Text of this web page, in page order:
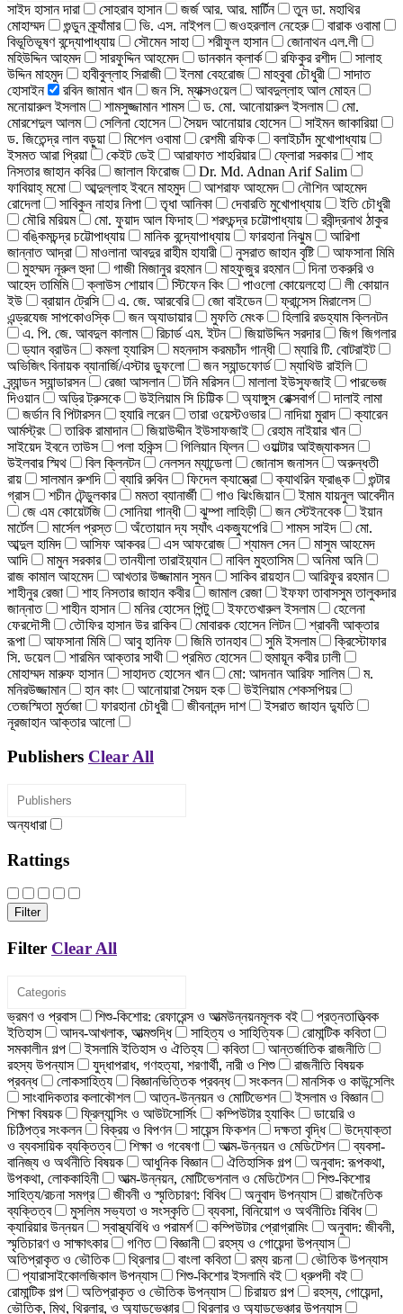
সাইদ হাসান দারা সোহরাব হাসান জর্জ আর. আর. মার্টিন
তুন ডা. মহাথির
মোহাম্মদ
গুন্ডুন ক্র্যাঁমার ভি. এস. নাইপল জওহরলাল নেহেরু
বারাক ওবামা
বিভূতিভূষণ বন্দ্যোপাধ্যায়
সৌমেন সাহা শরীফুল হাসান
জোনাথন এল.লী
মহিউদ্দিন আহমদ
সারফুদ্দিন আহমেদ ডানকান ক্লার্ক রফিকুর রশীদ
সালাহ
উদ্দিন মাহমুদ
হাবীবুল্লাহ সিরাজী ইলমা বেহরোজ মাহবুবা চৌধুরী
সাদাত
হোসাইন
রবিন জামান খান জন সি. ম্যাক্সওয়েল
আবদুল্লাহ আল মোহন
মনোয়ারুল ইসলাম
শামসুজ্জামান শামস ড. মো. আনোয়ারুল ইসলাম
মো.
মোরশেদুল আলম
সেলিনা হোসেন সৈয়দ আনোয়ার হোসেন
সাইমন জাকারিয়া
ড. জিতেন্দ্র লাল বড়ুয়া
মিশেল ওবামা রেশমী রফিক
বলাইচাঁদ মুখোপাধ্যায়
ইসমত আরা প্রিয়া
কেইট ডেই আরাফাত শাহরিয়ার ফ্লোরা সরকার
শাহ
নিসতার জাহান কবির
জালাল ফিরোজ
Dr. Md. Adnan Arif Salim
ফাবিয়াহ্ মমো
আব্দুল্লাহ ইবনে মাহমুদ আশরাফ আহমেদ
নৌশিন আহমেদ
রোদেলা
সাবিকুন নাহার নিপা তৃধা আনিকা দেবারতি মুখোপাধ্যায়
ইতি চৌধুরী
মৌরি মরিয়ম
মো. ফুয়াদ আল ফিদাহ শরৎচন্দ্র চট্টোপাধ্যায়
রবীন্দ্রনাথ ঠাকুর
বঙ্কিমচন্দ্র চট্টোপাধ্যায়
মানিক বন্দ্যোপাধ্যায় ফারহানা নিঝুম
আরিশা
জান্নাত আদ্রা
মাওলানা আবদুর রাহীম হাযারী নুসরাত জাহান বৃষ্টি
আফসানা মিমি
মুহম্মদ নূরুল হুদা
গাজী মিজানুর রহমান মাহফুজুর রহমান
দিনা তকরুরি ও
আহেদ তামিমি
ক্লাউস শোয়াব স্টিফেন কিং পাওলো কোয়েলহো
লী কোয়ান
ইউ
ব্রায়ান ট্রেসি এ. জে. আরবেরি জো বাইডেন
ফ্রান্সেস মিরালেস
এন্ড্রযেজ সাপকোওস্কি
জন অ্যাডায়ার মুফতি মেংক
হিলারি রডহ্যাম ক্লিনটন
এ. পি. জে. আবদুল কালাম
রিচার্ড এম. ইটন জিয়াউদ্দিন সরদার
জিগ জিগলার
ড্যান ব্রাউন
কমলা হ্যারিস মহনদাস করমচাঁদ গান্ধী
ম্যারি টি. বোটরাইট
অভিজিৎ বিনায়ক ব্যানার্জি/এস্টার ডুফলো
জন স্যান্ডফোর্ড
ম্যাথিউ রাইলি
ব্র্যান্ডন স্যান্ডারসন
রেজা আসলান টনি মরিসন মালালা ইউসুফজাই
পারভেজ
দিওয়ান
অড্রি ট্রুসকে উইলিয়াম সি চিট্টিক অ্যাঙ্গুস রোক্সবার্গ
দালাই লামা
জর্ডান বি পিটারসন
হ্যারি লরেন তারা ওয়েস্টওভার নাদিয়া মুরাদ
ক্যারেন
আর্মস্ট্রং
তারিক রামাদান জিয়াউদ্দীন ইউসাফজাই
রেহাম নাইয়ার খান
সাইয়েদ ইবনে তাউস
পলা হকিন্স গিলিয়ান ফ্লিন
ওয়াল্টার আইজ্যাকসন
উইলবার স্মিথ
বিল ক্লিনটন নেলসন ম্যান্ডেলা জোনাস জনাসন
অরুন্ধতী
রায়
সালমান রুশদি ব্যারি রুবিন ফিদেল ক্যাস্ত্রো ক্যাথরিন ফ্রাঙ্ক
গুন্টার
গ্রাস
শচীন টেন্ডুলকার মমতা ব্যানার্জী গাও ঝিংজিয়ান
ইমাম যায়নুল আবেদীন
জে এম কোয়েটজি
সোনিয়া গান্ধী ঝুম্পা লাহিড়ী জন স্টেইনবেক
ইয়ান
মার্টেল
মার্সেল প্রস্ত অঁতোয়ান দ্য স্যাঁৎ একজ্যুপেরি শামস সাইদ
মো.
আব্দুল হামিদ
আসিফ আকবর এস আফরোজ শ্যামল সেন
মাসুম আহমেদ
আদি
মামুন সরকার তানযীলা তারাইয়্যান নাবিল মুহতাসিম
অনিমা অনি
রাজ কামাল আহমেদ
আখতার উজ্জামান সুমন সাকিব রায়হান
আরিফুর রহমান
শাহীনুর রেজা
শাহ নিসতার জাহান কবীর জামাল রেজা
ইফফা তাবাসসুম তালুকদার
জান্নাত
শাহীন হাসান মনির হোসেন পিন্টু ইফতেখারুল ইসলাম
হেলেনা
ফেরদৌসী
তৌফির হাসান উর রাকিব মোবারক হোসেন লিটন
শ্রাবনী আক্তার
রূপা
আফসানা মিমি আবু হানিফ জিমি তানহাব সুমি ইসলাম
ক্রিস্টোফার
সি. ডয়েল
শারমিন আক্তার সাথী প্রমিত হোসেন
হুমায়ূন কবীর ঢালী
মোহাম্মদ মারুফ হাসান
সাহাদত হোসেন খান মো: আদনান আরিফ সালিম
ম.
মনিরউজ্জামান
হান কাং আনোয়ারা সৈয়দ হক
উইলিয়াম শেকসপিয়র
তেজস্মিতা মুর্তজা
ফারহানা চৌধুরী জীবনানন্দ দাশ
ইসরাত জাহান দ্যুতি
নূরজাহান আক্তার আলো
Publishers Clear All
অন্যধারা
Rattings
Filter
Filter Clear All
ভ্রমণ ও প্রবাস শিশু-কিশোর: রেফারেন্স ও আত্মউন্নয়নমূলক বই
প্রত্নতাত্ত্বিক
ইতিহাস
আদব-আখলাক, আত্মশুদ্ধি সাহিত্য ও সাহিত্যিক
রোমান্টিক কবিতা
সমকালীন গল্প
ইসলামি ইতিহাস ও ঐতিহ্য কবিতা
আন্তর্জাতিক রাজনীতি
রহস্য উপন্যাস
যুদ্ধাপরাধ, গণহত্যা, শরণার্থী, নারী ও শিশু
রাজনীতি বিষয়ক
প্রবন্ধ
লোকসাহিত্য বিজ্ঞানভিত্তিক প্রবন্ধ সংকলন
মানসিক ও কাউন্সেলিং
সাংবাদিকতার কলাকৌশল
আত্ন-উন্নয়ন ও মোটিভেশন
ইসলাম ও বিজ্ঞান
শিক্ষা বিষয়ক
ফ্রিল্যান্সিং ও আউটসোর্সিং কম্পিউটার হ্যাকিং
ডায়েরি ও
চিঠিপত্র সংকলন
বিক্রয় ও বিপণন সায়েন্স ফিকশন দক্ষতা বৃদ্ধি
উদ্যোক্তা
ও ব্যবসায়িক ব্যক্তিত্ব
শিক্ষা ও গবেষণা আত্ম-উন্নয়ন ও মেডিটেশন
ব্যবসা-
বানিজ্য ও অর্থনীতি বিষয়ক
আধুনিক বিজ্ঞান ঐতিহাসিক গল্প
অনুবাদ: রূপকথা,
উপকথা, লোককাহিনী
আত্ম-উন্নয়ন, মোটিভেশনাল ও মেডিটেশন
শিশু-কিশোর
সাহিত্য/রচনা সমগ্র
জীবনী ও স্মৃতিচারণ: বিবিধ অনুবাদ উপন্যাস
রাজনৈতিক
ব্যক্তিত্ব
মুসলিম সভ্যতা ও সংস্কৃতি
ব্যবসা, বিনিয়োগ ও অর্থনীতিঃ বিবিধ
ক্যারিয়ার উন্নয়ন
স্বাস্থ্যবিধি ও পরামর্শ কম্পিউটার প্রোগ্রামিং
অনুবাদ: জীবনী,
স্মৃতিচারণ ও সাক্ষাৎকার
গণিত বিজ্ঞানী
রহস্য ও গোয়েন্দা উপন্যাস
অতিপ্রাকৃত ও ভৌতিক
থ্রিলার বাংলা কবিতা রম্য রচনা
ভৌতিক উপন্যাস
প্যারাসাইকোলজিকাল উপন্যাস
শিশু-কিশোর ইসলামি বই
ধ্রুপদী বই
রোমান্টিক গল্প
অতিপ্রাকৃত ও ভৌতিক উপন্যাস চিরায়ত গল্প
রহস্য, গোয়েন্দা,
ভৌতিক, মিথ, থ্রিলার, ও অ্যাডভেঞ্চার
থ্রিলার ও অ্যাডভেঞ্চার উপন্যাস